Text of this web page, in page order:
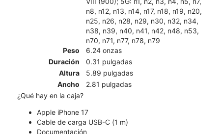
n8, n12, n13, n14, n17, n18, n19, n20,
n25, n26, n28, n29, n30, n32, n34,
n38, n39, n40, n41, n42, n48, n53,
n70, n71, n77, n78, n79
Peso
6.24 onzas
Duración
0.31 pulgadas
Altura
5.89 pulgadas
Ancho
2.81 pulgadas
¿Qué hay en la caja?
Apple iPhone 17
Cable de carga USB-C (1 m)
Documentación